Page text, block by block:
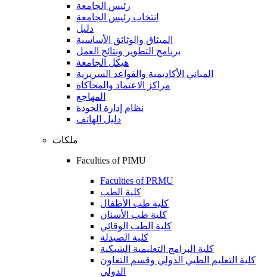
رئيس الجامعة
انتخاب رئيس الجامعة
دليل
الميثاق والوثائق الأساسية
برنامج التطوير ونتائج العمل
هيكل الجامعة
المباني الأكاديمية والقواعد السريرية
مراكز الاعتماد والمحاكاة
المهاجع
نظام إدارة الجودة
دليل الهاتف
ملكات
Faculties of PIMU
Faculties of PRMU
كلية الطب
كلية طب الأطفال
كلية طب الأسنان
كلية الطب الوقائي
كلية الصيدلة
كلية البرامج التعليمية الشبكية
كلية التعليم الطبي الدولي وقسم التعاون
الدولي